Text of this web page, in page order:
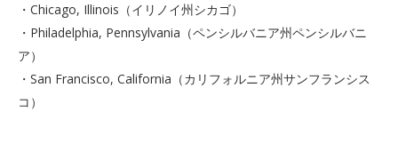
・Chicago, Illinois（イリノイ州シカゴ）
・Philadelphia, Pennsylvania（ペンシルバニア州ペンシルバニ
ア）
・San Francisco, California（カリフォルニア州サンフランシス
コ）